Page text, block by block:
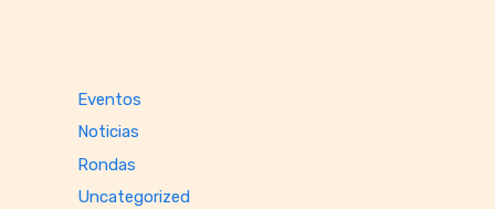
Eventos
Noticias
Rondas
Uncategorized